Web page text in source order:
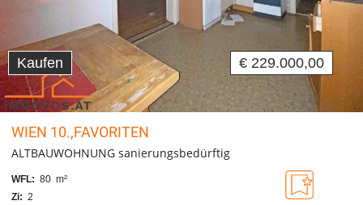
Kaufen € 229.000,00
WIEN 10.,FAVORITEN
ALTBAUWOHNUNG sanierungsbedürftig
WFL: 80 m²
Zi: 2